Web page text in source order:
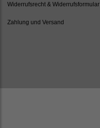
Widerrufsrecht & Widerrufsformular
Zahlung und Versand